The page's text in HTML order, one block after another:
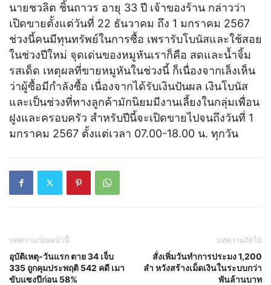
นายชวลิต ชิ้นถาวร อายุ 33 ปี เจ้าของร้าน กล่าวว่า
เปิดขายตั้งแต่วันที่ 22 ธันวาคม ถึง 1 มกราคม 2567
ช่วงนี้คนมีทุนทรัพย์ในการซื้อ เพรารับโบนัสและใช้สอย
ในช่วงปีใหม่ จุดเด่นของหมูหันเราก็คือ สดและน้ำจิ้ม
รสเด็ด เหตุผลที่ขายหมูหันในช่วงนี้ ก็เนื่องจากเล็งเห็น
ว่าผู้ซื้อมีกำลังซื้อ เนื่องจากได้รับเงินปันผล เงินโบนัส
และเป็นช่วงที่ทางลูกค้ามักนิยมมีงานเลี้ยงในกลุ่มเพื่อน
ฝูงและครอบครัว สำหรับปีนี้จะเปิดขายไปจนถึงวันที่ 1
มกราคม 2567 ตั้งแต่เวลา 07.00-18.00 น. ทุกวัน
บทความก่อนหน้านี้
อุบัติเหตุ-วันแรก ตาย 34 เจ็บ
335 ถูกคุมประพฤติ 542 คดี เมา
ขับแซงปีก่อน 58%
บทความถัดไป
สั่งเพิ่มวันทำการประมง 1,200
ลำ หวังสร้างเม็ดเงินในระบบกว่า
พันล้านบาท